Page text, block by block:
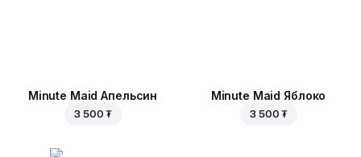
Minute Maid Апельсин
3 500 ₮
Minute Maid Яблоко
3 500 ₮